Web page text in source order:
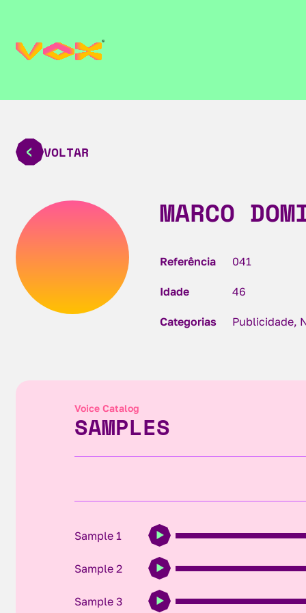
VOLTAR
MARCO
Referência 041
Idade 46
Categorias Publicidade,
Voice Catalog
SAMPLES
Sample 1
Sample 2
Sample 3